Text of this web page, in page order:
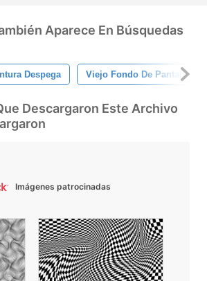
Aparece En Búsquedas
Despega Viejo Fondo De Pantalla
Descargaron Este Archivo
Imágenes patrocinadas